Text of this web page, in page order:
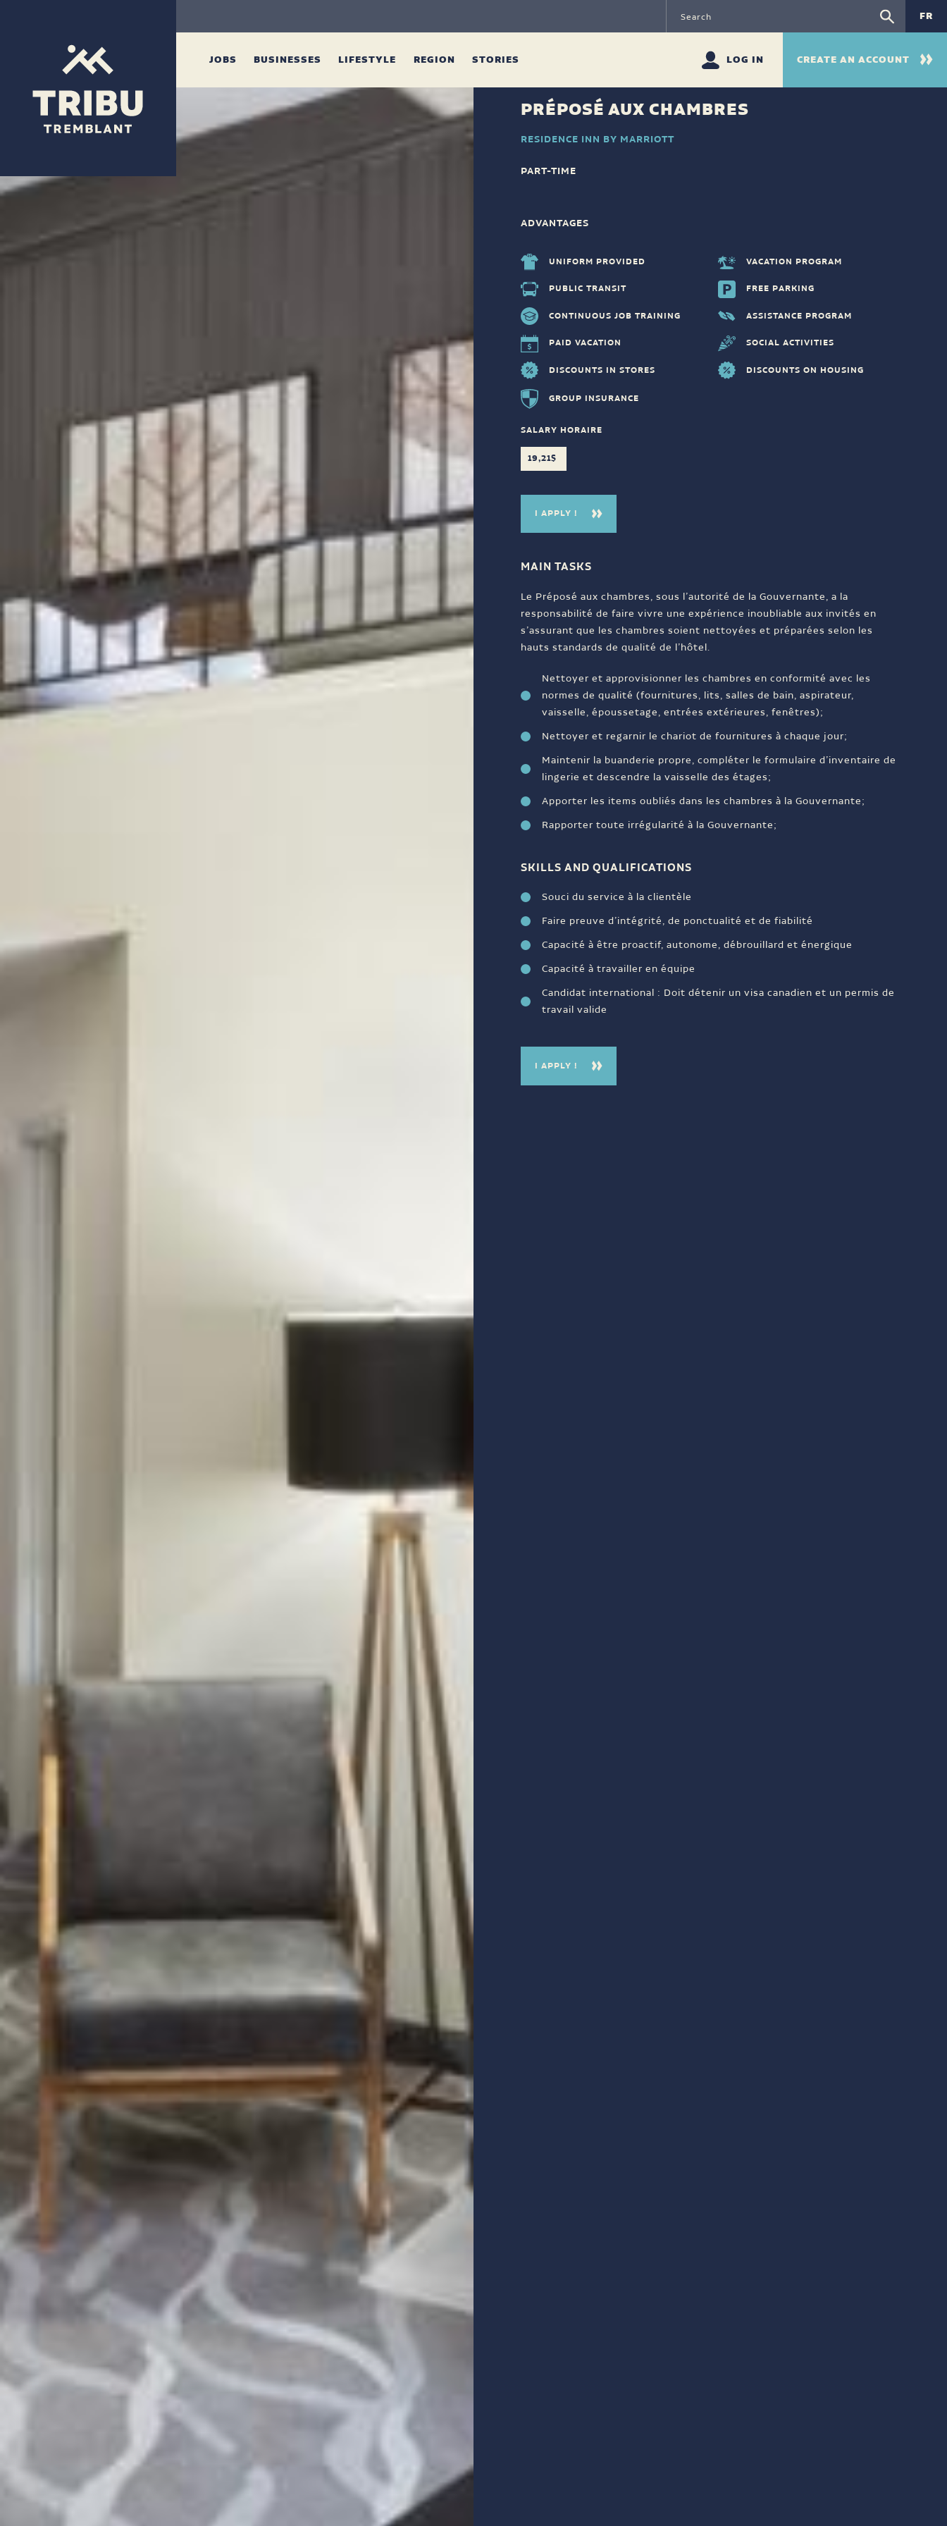
FR
JOBS BUSINESSES LIFESTYLE REGION STORIES LOG IN CREATE AN ACCOUNT
PRÉPOSÉ AUX CHAMBRES
RESIDENCE INN BY MARRIOTT
PART-TIME
ADVANTAGES
UNIFORM PROVIDED VACATION PROGRAM
PUBLIC TRANSIT FREE PARKING
CONTINUOUS JOB TRAINING ASSISTANCE PROGRAM
PAID VACATION SOCIAL ACTIVITIES
DISCOUNTS IN STORES DISCOUNTS ON HOUSING
GROUP INSURANCE
19,21$
SALARY HORAIRE
I APPLY !
MAIN TASKS
Le Préposé aux chambres, sous l’autorité de la Gouvernante, a la
responsabilité de faire vivre une expérience inoubliable aux invités en
s’assurant que les chambres soient nettoyées et préparées selon les
hauts standards de qualité de l’hôtel.
Nettoyer et approvisionner les chambres en conformité avec les
normes de qualité (fournitures, lits, salles de bain, aspirateur,
vaisselle, époussetage, entrées extérieures, fenêtres);
Nettoyer et regarnir le chariot de fournitures à chaque jour;
Maintenir la buanderie propre, compléter le formulaire d’inventaire de
lingerie et descendre la vaisselle des étages;
Apporter les items oubliés dans les chambres à la Gouvernante;
Rapporter toute irrégularité à la Gouvernante;
SKILLS AND QUALIFICATIONS
Souci du service à la clientèle
Faire preuve d’intégrité, de ponctualité et de fiabilité
Capacité à être proactif, autonome, débrouillard et énergique
Capacité à travailler en équipe
Candidat international : Doit détenir un visa canadien et un permis de
travail valide
I APPLY !